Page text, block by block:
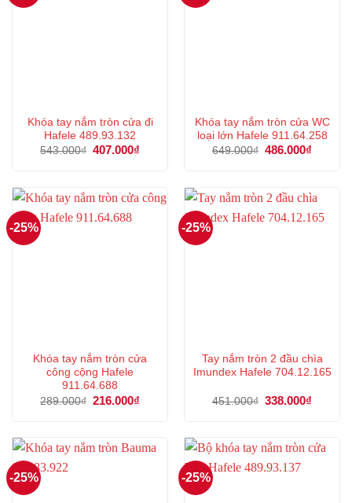
Khóa tay nắm tròn cửa đi
Hafele 489.93.132
543.000₫ Giá
407.000₫
407.000₫.
Khóa tay nắm tròn cửa WC
loại lớn Hafele 911.64.258
649.000₫ Giá
486.000₫
-25%
Khóa tay nắm tròn cửa
công cộng Hafele
911.64.688
289.000₫ Giá
216.000₫
216.000₫.
-25%
Tay nắm tròn 2 đầu chìa
Imundex Hafele 704.12.165
451.000₫ Giá
338.000₫
-25% -25%